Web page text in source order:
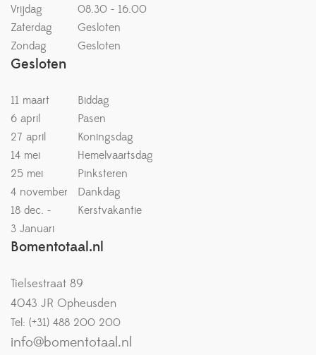
Vrijdag
08.30 - 16.00
Zaterdag
Gesloten
Zondag
Gesloten
Gesloten
11 maart
Biddag
6 april
Pasen
27 april
Koningsdag
14 mei
Hemelvaartsdag
25 mei
Pinksteren
4 november
Dankdag
18 dec. -
Kerstvakantie
3 Januari
Bomentotaal.nl
Tielsestraat 89
4043 JR Opheusden
Tel: (+31) 488 200 200
info@bomentotaal.nl